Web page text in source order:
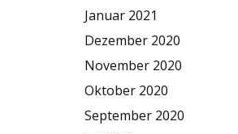
Januar 2021
Dezember 2020
November 2020
Oktober 2020
September 2020